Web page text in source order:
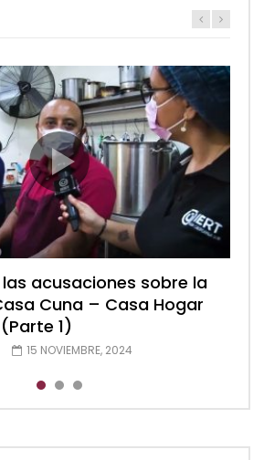
acusaciones sobre la
Cuna – Casa Hogar
(Parte 1)
15 NOVIEMBRE, 2024
acusaciones sobre la
Cuna – Casa Hogar
(Parte 2)
15 NOVIEMBRE, 2024
acusaciones sobre la
Cuna – Casa Hogar
3)
15 NOVIEMBRE, 2024